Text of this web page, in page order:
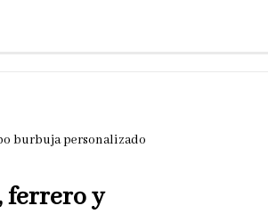
burbuja personalizado
ferrero y